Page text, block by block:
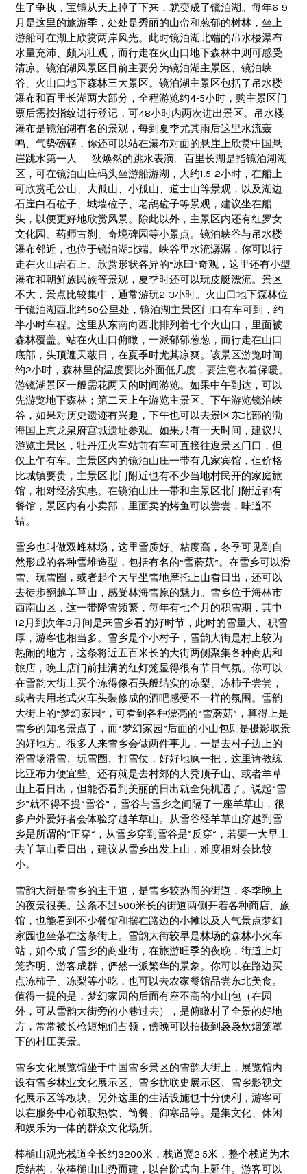
生了争执，宝镜从天上掉了下来，就变成了镜泊湖。每年6-9
月是这里的旅游季，处处是秀丽的山峦和葱郁的树林，坐上
游船可在湖上欣赏两岸风光。此时镜泊湖北端的吊水楼瀑布
水量充沛、颇为壮观，而行走在火山口地下森林中则可感受
清凉。镜泊湖风景区目前主要分为镜泊湖主景区、镜泊峡
谷、火山口地下森林三大景区。镜泊湖主景区包括了吊水楼
瀑布和百里长湖两大部分，全程游览约4-5小时，购主景区门
票后需按指纹进行登记，可48小时内两次进出景区。吊水楼
瀑布是镜泊湖有名的景观，每到夏季尤其雨后这里水流轰
鸣、气势磅礴，你还可以站在瀑布对面的悬崖上欣赏中国悬
崖跳水第一人——狄焕然的跳水表演。百里长湖是指镜泊湖湖
区，可在镜泊山庄码头坐游船游湖，大约1.5-2小时，在船上
可欣赏毛公山、大孤山、小孤山、道士山等景观，以及湖边
石崖白石砬子、城墙砬子、老鸹砬子等景观，建议坐在船
头，以便更好地欣赏风景。除此以外，主景区内还有红罗女
文化园、药师古刹、奇境碑园等小景点。镜泊峡谷与吊水楼
瀑布邻近，也位于镜泊湖北端。峡谷里水流潺潺，你可以行
走在火山岩石上、欣赏形状各异的“冰臼”奇观，这里还有小型
瀑布和朝鲜族民族等景观，夏季时还可以玩皮艇漂流。景区
不大，景点比较集中，通常游玩2-3小时。火山口地下森林位
于镜泊湖西北约50公里处，镜泊湖主景区门口有车可到，约
半小时车程。这里从东南向西北排列着七个火山口，里面被
森林覆盖。站在火山口俯瞰，一派郁郁葱葱，而行走在山口
底部，头顶遮天蔽日，在夏季时尤其凉爽。该景区游览时间
约2小时，森林里的温度要比外面低几度，要注意衣着保暖。
游镜湖景区一般需花两天的时间游览。如果中午到达，可以
先游览地下森林；第二天上午游览主景区、下午游览镜泊峡
谷，如果对历史遗迹有兴趣，下午也可以去景区东北部的渤
海国上京龙泉府宫城遗址参观。如果只有一天时间，建议只
游览主景区，牡丹江火车站前有车可直接往返景区门口，但
仅上午有车。主景区内的镜泊山庄一带有几家宾馆，但价格
比城镇要贵，主景区北门附近也有不少当地村民开的家庭旅
馆，相对经济实惠。在镜泊山庄一带和主景区北门附近都有
餐馆，景区内有小卖部，里面卖的烤鱼可以尝尝，味道不
错。
雪乡也叫做双峰林场，这里雪质好、粘度高，冬季可见到自
然形成的各种雪堆造型，包括有名的“雪蘑菇”。在雪乡可以滑
雪、玩雪圈，或者起个大早坐雪地摩托上山看日出，还可以
去徒步翻越羊草山，感受林海雪原的魅力。雪乡位于海林市
西南山区，这一带降雪频繁，每年有七个月的积雪期，其中
12月到次年3月间是来雪乡看的好时节，此时的雪量大、积雪
厚，游客也相当多。雪乡是个小村子，雪韵大街是村上较为
热闹的地方，这条将近五百米长的大街两侧聚集各种商店和
旅店，晚上店门前挂满的红灯笼显得很有节日气氛。你可以
在雪韵大街上买个冻得像石头般结实的冻梨、冻柿子尝尝，
或者去用老式火车头装修成的酒吧感受不一样的氛围。雪韵
大街上的“梦幻家园”，可看到各种漂亮的“雪蘑菇”，算得上是
雪乡的知名景点了，而“梦幻家园”后面的小山包则是摄影取景
的好地方。很多人来雪乡会做两件事儿，一是去村子边上的
滑雪场滑雪、玩雪圈、打雪仗，好好地疯一把，这里请教练
比亚布力便宜些。还有就是去村郊的大秃顶子山、或者羊草
山上看日出，但能否看到美丽的日出就全凭机遇了。说起“雪
乡”就不得不提“雪谷”，雪谷与雪乡之间隔了一座羊草山，很
多户外爱好者会体验穿越羊草山。从雪谷经羊草山穿越到雪
乡是所谓的“正穿“，从雪乡穿到雪谷是”反穿“，若要一大早上
去羊草山看日出，建议从雪乡出发上山，难度相对会比较
小。
雪韵大街是雪乡的主干道，是雪乡较热闹的街道，冬季晚上
的夜景很美。这条不过500米长的街道两侧开着各种商店、旅
馆，也能看到不少餐馆和摆在路边的小摊以及人气景点梦幻
家园也坐落在这条街上。雪韵大街较早是林场的森林小火车
站，如今成了雪乡的商业街，在旅游旺季的夜晚，街道上灯
笼齐明、游客成群，俨然一派繁华的景象。你可以在路边买
点冻柿子、冻梨等小吃，也可以去农家餐馆品尝东北美食。
值得一提的是，梦幻家园的后面有座不高的小山包（在园
外，可从雪韵大街旁的小巷过去），是俯瞰村子全景的好地
方，常常被长枪短炮们占领，傍晚可以拍摄到袅袅炊烟笼罩
下的村庄美景。
雪乡文化展览馆坐于中国雪乡景区的雪韵大街上，展览馆内
设有雪乡林业文化展示区、雪乡抗联史展示区、雪乡影视文
化展示区等板块。另外这里的生活设施也十分便利，游客可
以在服务中心领取热饮、简餐、御寒品等。是集文化、休闲
和娱乐为一体的群众文化场所。
棒槌山观光栈道全长约3200米，栈道宽2.5米，整个栈道为木
质结构，依棒槌山山势而建，以台阶式向上延伸。游客可以